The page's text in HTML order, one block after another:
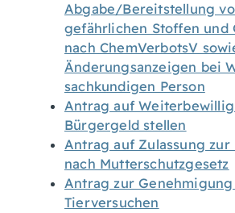
Abgabe/Bereitstellung
gefährlichen Stoffen und
nach ChemVerbotsV
Änderungsanzeigen bei
sachkundigen Person
Antrag auf
Bürgergeld stellen
Antrag auf Zulassung
nach Mutterschutzgesetz
Antrag zur Genehmigung
Tierversuchen